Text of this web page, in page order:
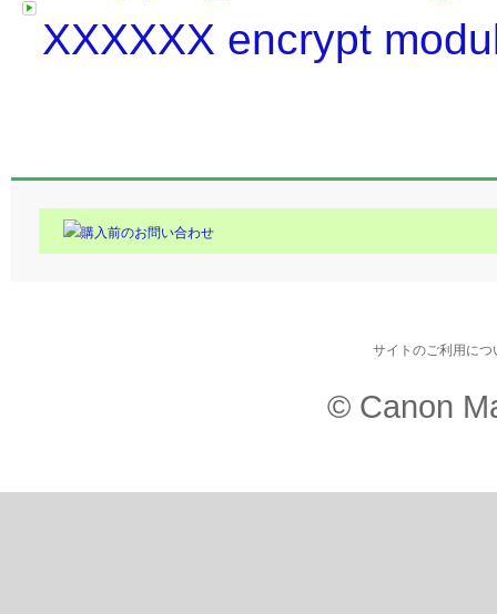
XXXXXX encrypt
購入前のお問い合わせ
サイトのご利用につ
© Canon